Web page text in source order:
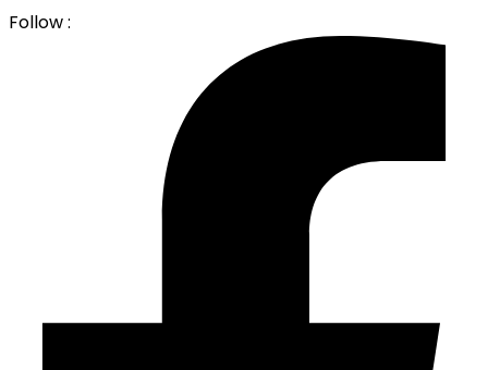
Follow :